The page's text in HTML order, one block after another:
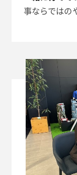
事ならではの